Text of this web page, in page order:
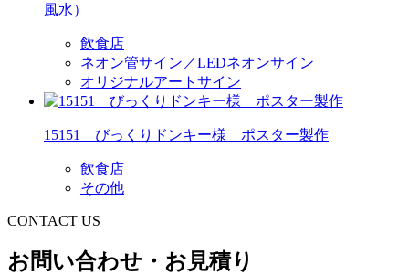
風水）
飲食店
ネオン管サイン／LEDネオンサイン
オリジナルアートサイン
15151 びっくりドンキー様 ポスター製作
飲食店
その他
CONTACT US
お問い合わせ・お見積り